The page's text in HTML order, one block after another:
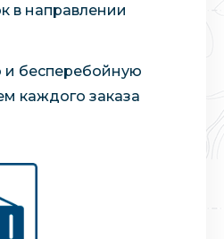
в направлении
и бесперебойную
каждого заказа